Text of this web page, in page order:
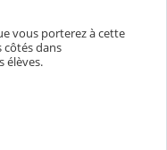
vous porterez à cette
dans
élèves.